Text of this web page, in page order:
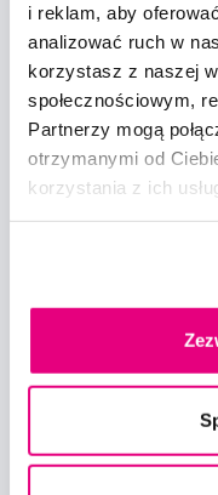
i reklam, aby
analizować ruch w
korzystasz z naszej
społecznościowym,
Partnerzy mogą
otrzymanymi od
korzystania z ich
Zapytaj o poradę
Ochrona danych osobowych
Chcę otrzymywać
wyrażam zgodę na